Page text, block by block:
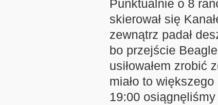
Punktualnie o 8
skierował się
zewnątrz padał
bo przejście
usiłowałem
miało to
19:00